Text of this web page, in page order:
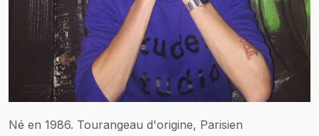
Né en 1986. Tourangeau d'origine, Parisien